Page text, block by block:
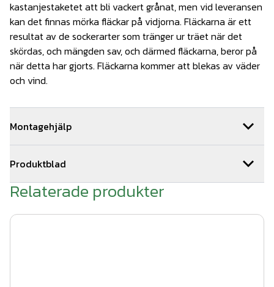
kastanjestaketet att bli vackert grånat, men vid leveransen
kan det finnas mörka fläckar på vidjorna. Fläckarna är ett
resultat av de sockerarter som tränger ur träet när det
skördas, och mängden sav, och därmed fläckarna, beror på
när detta har gjorts. Fläckarna kommer att blekas av väder
och vind.
Montagehjälp
ungefär 2-2,5 meters mellanrum beroende på staketets
höjd och hur utsatt det är för vind och väder.Gräv med
spade eller borra i marken om det behövs. Fäst
kastanjestaketet med krampor eller rostfri skruv. Det är
Produktblad
Produktblad Kastanjestaket.pdf
Relaterade produkter